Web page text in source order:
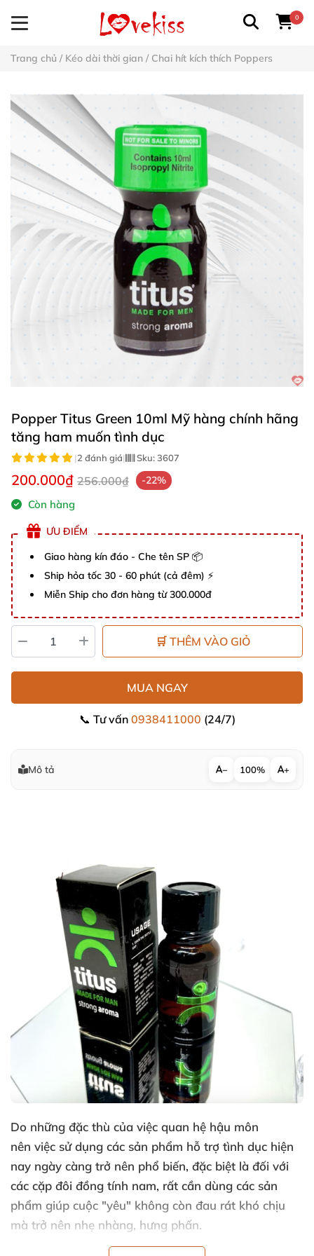
0
Trang chủ / Kéo dài thời gian / Chai hít kích thích Poppers
Popper Titus Green 10ml Mỹ hàng chính hãng
tăng ham muốn tình dục
|2 đánh giá| Sku:3607
200.000₫ 256.000₫ -22%
Còn hàng
ƯU ĐIỂM
Giao hàng kín đáo - Che tên SP 📦
Ship hỏa tốc 30 - 60 phút (cả đêm) ⚡
Miễn Ship cho đơn hàng từ 300.000đ
🛒 THÊM VÀO GIỎ
MUA NGAY
📞 Tư vấn 0938411000 (24/7)
Mô tả − 100% +
Do những đặc thù của việc quan hệ hậu môn
nên việc sử dụng các sản phẩm hỗ trợ tình dục hiện
nay ngày càng trở nên phổ biến, đặc biệt là đối với
các cặp đôi đồng tính nam, rất cần dùng các sản
phẩm giúp cuộc "yêu" không còn đau rát khó chịu
mà trở nên nhẹ nhàng, hưng phấn.
Thương hiệu Aromađã cho ra mắt thị trường sản